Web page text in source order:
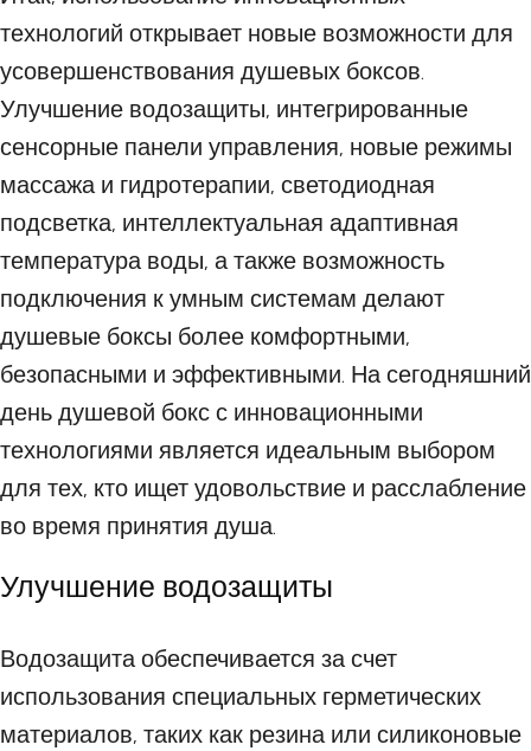
технологий открывает новые возможности для
усовершенствования душевых боксов.
Улучшение водозащиты, интегрированные
сенсорные панели управления, новые режимы
массажа и гидротерапии, светодиодная
подсветка, интеллектуальная адаптивная
температура воды, а также возможность
подключения к умным системам делают
душевые боксы более комфортными,
безопасными и эффективными. На сегодняшний
день душевой бокс с инновационными
технологиями является идеальным выбором
для тех, кто ищет удовольствие и расслабление
во время принятия душа.
Улучшение водозащиты
Водозащита обеспечивается за счет
использования специальных герметических
материалов, таких как резина или силиконовые